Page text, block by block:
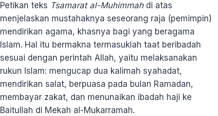
Petikan teks Tsamarat al-Muhimmahdi atas
menjelaskan mustahaknya seseorang raja (pemimpin)
mendirikan agama, khasnya bagi yang beragama
Islam. Hal itu bermakna termasuklah taat beribadah
sesuai dengan perintah Allah, yaitu melaksanakan
rukun Islam: mengucap dua kalimah syahadat,
mendirikan salat, berpuasa pada bulan Ramadan,
membayar zakat, dan menunaikan ibadah haji ke
Baitullah di Mekah al-Mukarramah.